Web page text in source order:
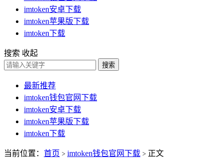
imtoken安卓下载
imtoken苹果版下载
imtoken下载
搜索 收起
搜索
最新推荐
imtoken钱包官网下载
imtoken安卓下载
imtoken苹果版下载
imtoken下载
当前位置： 首页 > imtoken钱包官网下载 > 正文